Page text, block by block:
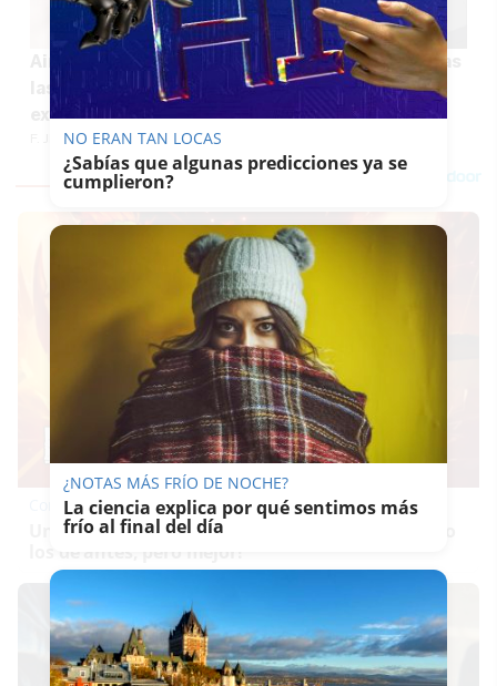
Ainhoa Caballero vuelve a pedir la eutanasia tras
las secuelas de una brutal agresión de su
expareja
F. JIMÉNEZ
Corepunk MMORPG
Un verdadero MMORPG de la vieja escuela ¡Cómo
NO ERAN TAN LOCAS
¿Sabías que algunas predicciones ya se
cumplieron?
¿NOTAS MÁS FRÍO DE NOCHE?
La ciencia explica por qué sentimos más
frío al final del día